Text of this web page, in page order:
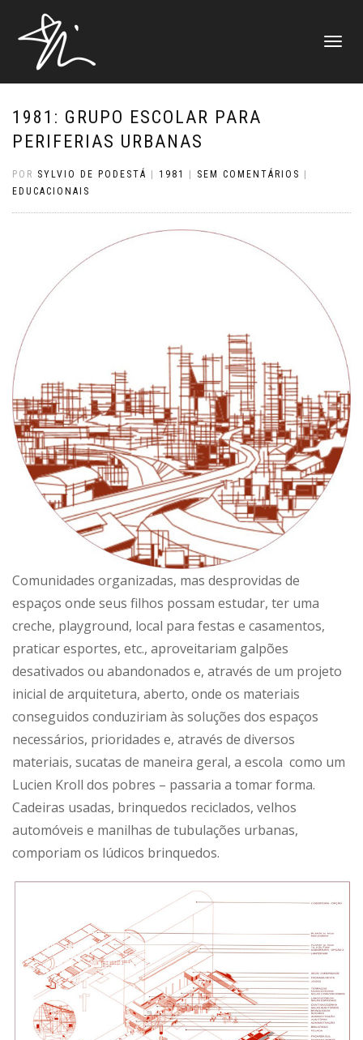
ALTERNAR
1981: GRUPO ESCOLAR PARA
PERIFERIAS URBANAS
POR SYLVIO DE PODESTÁ 1981 SEM COMENTÁRIOS
EDUCACIONAIS
Comunidades organizadas, mas desprovidas de
espaços onde seus filhos possam estudar, ter uma
creche, playground, local para festas e casamentos,
praticar esportes, etc., aproveitariam galpões
desativados ou abandonados e, através de um projeto
inicial de arquitetura, aberto, onde os materiais
conseguidos conduziriam às soluções dos espaços
necessários, prioridades e, através de diversos
materiais, sucatas de maneira geral, a escola como um
Lucien Kroll dos pobres – passaria a tomar forma.
Cadeiras usadas, brinquedos reciclados, velhos
automóveis e manilhas de tubulações urbanas,
comporiam os lúdicos brinquedos.